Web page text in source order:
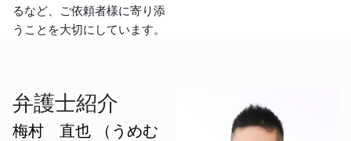
るなど、ご依頼者様に寄り添
うことを大切にしています。
弁護士紹介
梅村 直也 （うめむ